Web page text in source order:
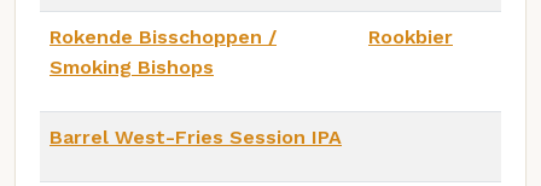
Rokende Bisschoppen /
Smoking Bishops
Rookbier
Barrel West-Fries Session IPA